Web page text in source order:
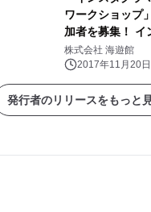
ワークショップ
加者を募集！ イ
ラルフォトで ふ
素敵に残そう
株式会社 海遊館
2017年11月20
発行者のリリースをもっと